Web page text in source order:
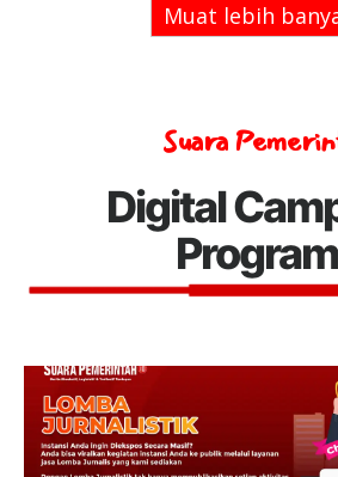
Muat lebih
Suara
Digital